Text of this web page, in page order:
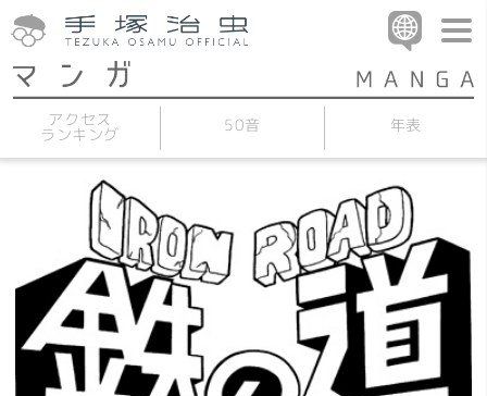
アクセス
ランキング 50音 年表